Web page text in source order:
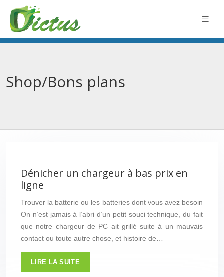
Shop/Bons plans
Dénicher un chargeur à bas prix en
ligne
Trouver la batterie ou les batteries dont vous avez besoin
On n’est jamais à l’abri d’un petit souci technique, du fait
que notre chargeur de PC ait grillé suite à un mauvais
contact ou toute autre chose, et histoire de…
LIRE LA SUITE